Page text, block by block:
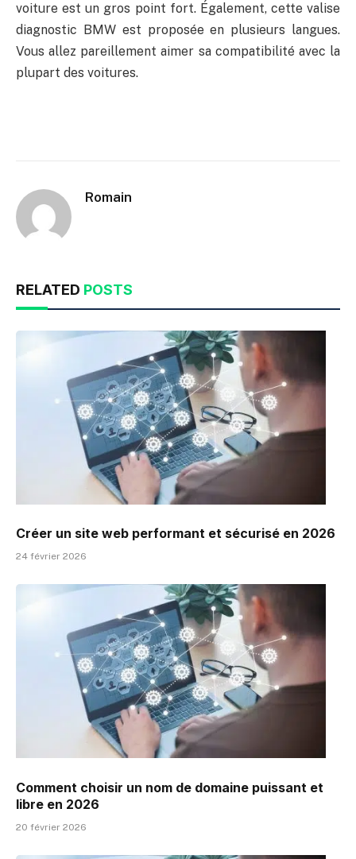
voiture est un gros point fort. Également, cette valise
diagnostic BMW est proposée en plusieurs langues.
Vous allez pareillement aimer sa compatibilité avec la
plupart des voitures.
Romain
RELATED POSTS
Créer un site web performant et sécurisé en 2026
24 février 2026
Comment choisir un nom de domaine puissant et
libre en 2026
20 février 2026